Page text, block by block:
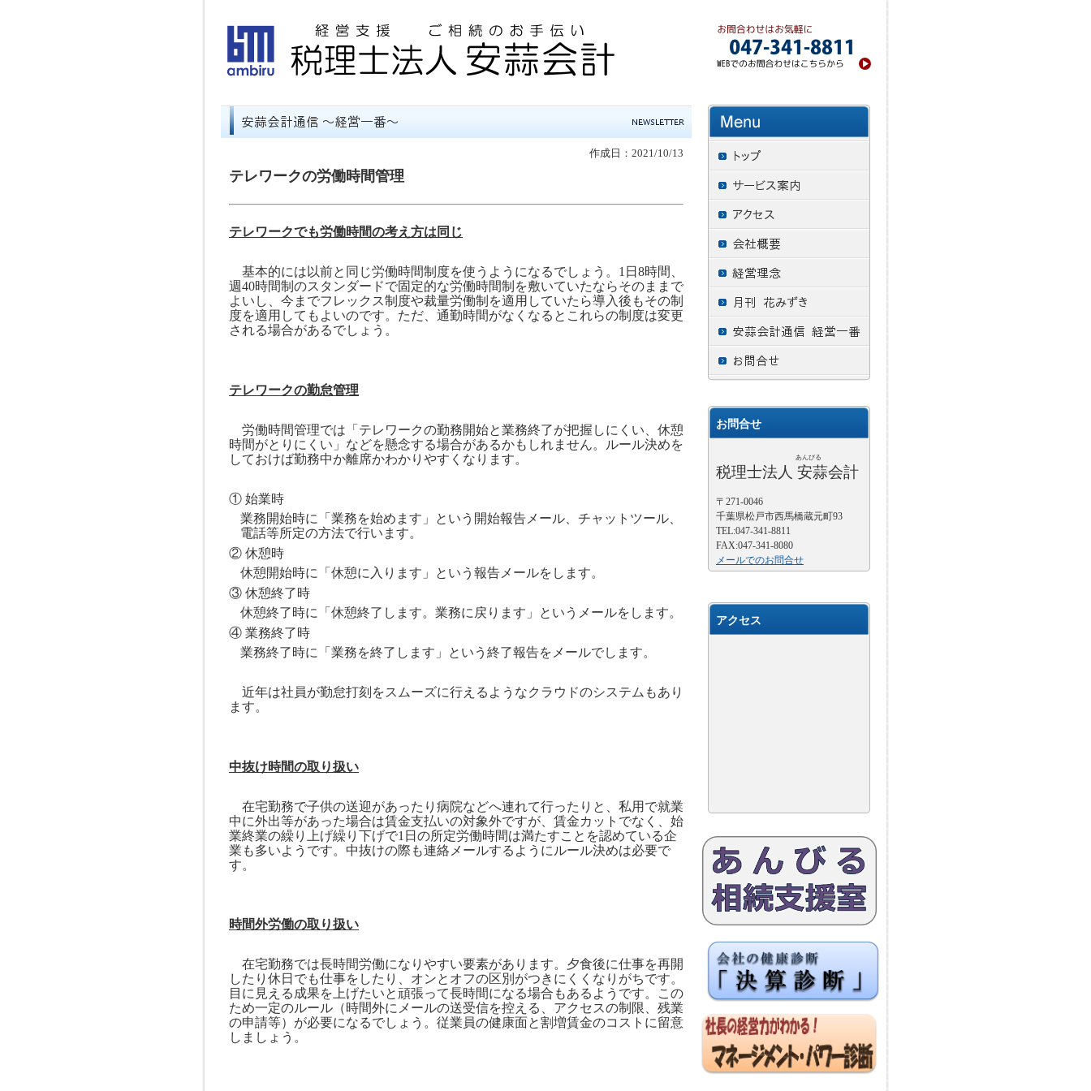
作成日：2021/10/13
テレワークの労働時間管理
テレワークでも労働時間の考え方は同じ
基本的には以前と同じ労働時間制度を使うようになるでしょう。 1 日 8時間、
週40時間制のスタンダードで固定的な労働時間制を敷いていたならそのままで
よいし、今までフレックス制度や裁量労働制を適用していたら導入後もその制
度を適用してもよいのです。ただ、通勤時間がなくなるとこれらの制度は変更
される場合があるでしょう。
テレワークの勤怠管理
労働時間管理では「テレワークの勤務開始と業務終了が把握しにくい、休憩
時間がとりにくい」などを懸念する場合があるかもしれません。ルール決めを
しておけば勤務中か離席かわかりやすくなります。
① 始業時
業務開始時に「業務を始めます」という開始報告メール、チャットツール、
電話等所定の方法で行います。
② 休憩時
休憩開始時に「休憩に入ります」という報告メールをします。
③ 休憩終了時
休憩終了時に「休憩終了します。業務に戻ります」というメールをします。
④ 業務終了時
業務終了時に「業務を終了します」という終了報告をメールでします。
近年は社員が勤怠打刻をスムーズに行えるようなクラウドのシステムもあり
ます。
中抜け時間の取り扱い
在宅勤務で子供の送迎があったり病院などへ連れて行ったりと、私用で就業
中に外出等があった場合は賃金支払いの対象外ですが、賃金カットでなく、始
業終業の繰り上げ繰り下げで1 日の所定労働時間は満たすことを認めている企
業も多いようです。中抜けの際も連絡メールするようにルール決めは必要で
す。
時間外労働の取り扱い
在宅勤務では長時間労働になりやすい要素があります。夕食後に仕事を再開
したり休日でも仕事をしたり、オンとオフの区別がつきにくくなりがちです。
目に見える成果を上げたいと頑張って長時間になる場合もあるようです。この
ため一定のルール（時間外にメールの送受信を控える、アクセスの制限、残業
の申請等）が必要になるでしょう。従業員の健康面と割増賃金のコストに留意
しましょう。
お問合せ
あんびる
税理士法人 安蒜会計
〒271-0046
千葉県松戸市西馬橋蔵元町93
TEL:047-341-8811
FAX:047-341-8080
メールでのお問合せ
アクセス